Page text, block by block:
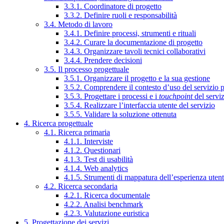
3.3.1. Coordinatore di progetto
3.3.2. Definire ruoli e responsabilità
3.4. Metodo di lavoro
3.4.1. Definire processi, strumenti e rituali
3.4.2. Curare la documentazione di progetto
3.4.3. Organizzare tavoli tecnici collaborativi
3.4.4. Prendere decisioni
3.5. Il processo progettuale
3.5.1. Organizzare il progetto e la sua gestione
3.5.2. Comprendere il contesto d’uso del servizio
3.5.3. Progettare i processi e i touchpointdel
3.5.4. Realizzare l’interfaccia utente del servizio
3.5.5. Validare la soluzione ottenuta
4. Ricerca progettuale
4.1. Ricerca primaria
4.1.1. Interviste
4.1.2. Questionari
4.1.3. Test di usabilità
4.1.4. Web analytics
4.1.5. Strumenti di mappatura dell’esperienza
4.2. Ricerca secondaria
4.2.1. Ricerca documentale
4.2.2. Analisi benchmark
4.2.3. Valutazione euristica
5. Progettazione dei servizi